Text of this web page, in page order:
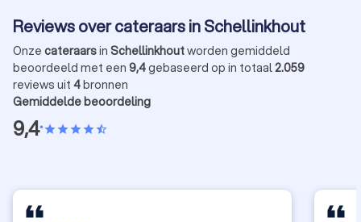
Reviews over cateraars in Schellinkhout
Onze cateraarsin Schellinkhoutworden gemiddeld
beoordeeld met een 9,4gebaseerd op in totaal2.059
reviews uit 4bronnen
Gemiddelde beoordeling
9,4•starstarstarstarstar_half